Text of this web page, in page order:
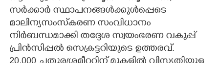
സർക്കാർ സ്ഥാപനങ്ങൾക്കുൾപ്പെടെ
മാലിന്യസംസ്‌കരണ സംവിധാനം
നിർബന്ധമാക്കി തദ്ദേശ സ്വയംഭരണ വകുപ്പ്
പ്രിൻസിപ്പൽ സെക്രട്ടറിയുടെ ഉത്തരവ്.